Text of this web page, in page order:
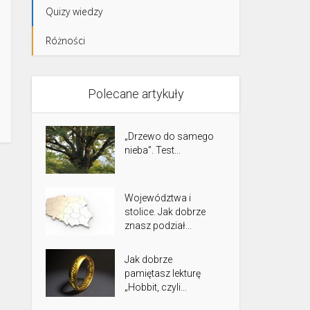
Quizy wiedzy
Różności
Polecane artykuły
„Drzewo do samego
nieba”. Test...
Województwa i
stolice. Jak dobrze
znasz podział...
Jak dobrze
pamiętasz lekturę
„Hobbit, czyli...